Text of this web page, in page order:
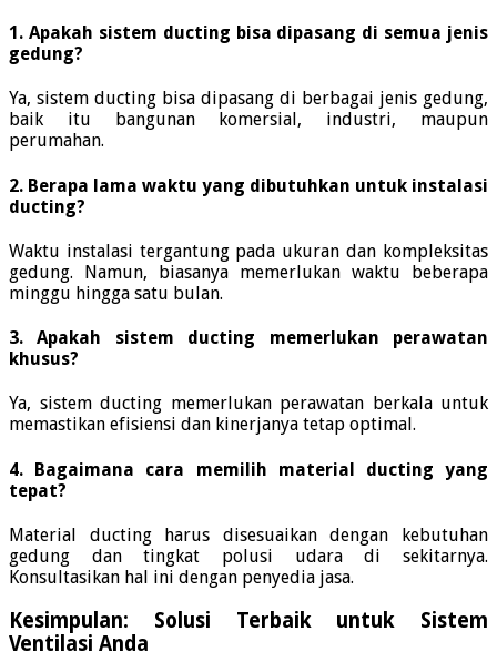
1. Apakah sistem ducting bisa dipasang di semua jenis
gedung?
Ya, sistem ducting bisa dipasang di berbagai jenis gedung,
baik itu bangunan komersial, industri, maupun
perumahan.
2. Berapa lama waktu yang dibutuhkan untuk instalasi
ducting?
Waktu instalasi tergantung pada ukuran dan kompleksitas
gedung. Namun, biasanya memerlukan waktu beberapa
minggu hingga satu bulan.
3. Apakah sistem ducting memerlukan perawatan
khusus?
Ya, sistem ducting memerlukan perawatan berkala untuk
memastikan efisiensi dan kinerjanya tetap optimal.
4. Bagaimana cara memilih material ducting yang
tepat?
Material ducting harus disesuaikan dengan kebutuhan
gedung dan tingkat polusi udara di sekitarnya.
Konsultasikan hal ini dengan penyedia jasa.
Kesimpulan: Solusi Terbaik untuk Sistem
Ventilasi Anda